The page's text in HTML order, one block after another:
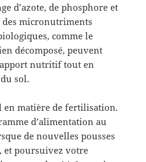
d’azote, de phosphore et
des micronutriments
comme le
décomposé, peuvent
nutritif tout en
sol.
en matière de fertilisation.
d’alimentation au
de nouvelles pousses
et poursuivez votre